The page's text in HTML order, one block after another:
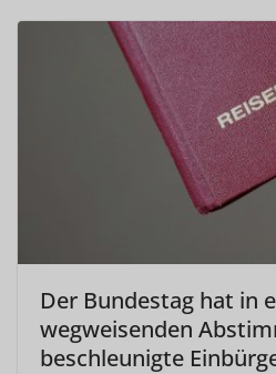
Der Bundestag hat in
wegweisenden
beschleunigte